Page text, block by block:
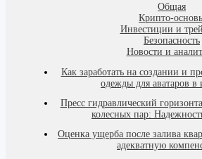
Общая
Крипто-
Инвестиции и
Безопасность
Новости и
Как заработать на создании и
одежды для аватаров в
Пресс гидравлический
колесных пар:
Оценка ущерба после залива
адекватную